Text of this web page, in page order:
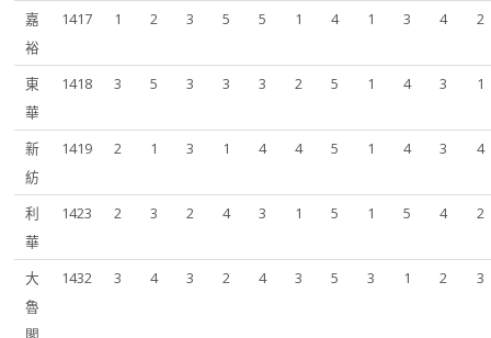
嘉
裕
1417 1 2 3 5 5 1 4 1 3 4 2
東
華
1418 3 5 3 3 3 2 5 1 4 3 1
新
紡
1419 2 1 3 1 4 4 5 1 4 3 4
利
華
1423 2 3 2 4 3 1 5 1 5 4 2
大
魯
1432 3 4 3 2 4 3 5 3 1 2 3